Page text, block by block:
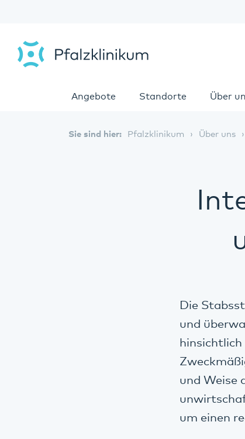
Angebote Standorte Über
Sie sind hier: Pfalzklinikum Über uns
Die
und
und Weise
um einen